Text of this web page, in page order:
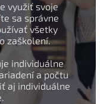
využiť svoje
sa správne
všetky
zaškolení.
individuálne
a počtu
aj individuálne